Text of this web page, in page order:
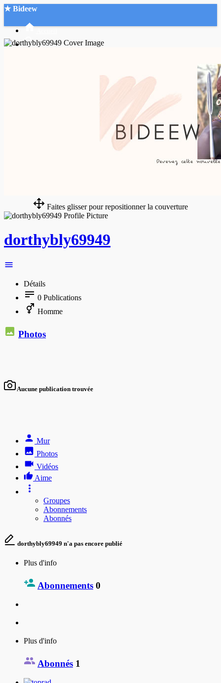
★ Bideew
Faites glisser pour repositionner la couverture
dorthybly69949
Détails
0 Publications
Homme
Photos
Aucune publication trouvée
Mur
Photos
Vidéos
Aime
Groupes
Abonnements
Abonnés
dorthybly69949 n'a pas encore publié
Plus d'info
Abonnements 0
Plus d'info
Abonnés 1